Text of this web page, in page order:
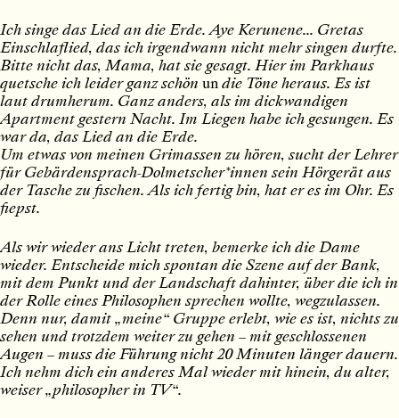
Ich singe das Lied an die Erde. Aye Kerunene... Gretas
Einschlaflied, das ich irgendwann nicht mehr singen durfte.
Bitte nicht das, Mama, hat sie gesagt. Hier im Parkhaus
quetsche ich leider ganz schön un die Töne heraus. Es ist
laut drumherum. Ganz anders, als im dickwandigen
Apartment gestern Nacht. Im Liegen habe ich gesungen. Es
war da, das Lied an die Erde.
Um etwas von meinen Grimassen zu hören, sucht der Lehrer
für Gebärdensprach-Dolmetscher*innen sein Hörgerät aus
der Tasche zu fischen. Als ich fertig bin, hat er es im Ohr. Es
fiepst.
Als wir wieder ans Licht treten, bemerke ich die Dame
wieder. Entscheide mich spontan die Szene auf der Bank,
mit dem Punkt und der Landschaft dahinter, über die ich in
der Rolle eines Philosophen sprechen wollte, wegzulassen.
Denn nur, damit „meine“ Gruppe erlebt, wie es ist, nichts zu
sehen und trotzdem weiter zu gehen – mit geschlossenen
Augen – muss die Führung nicht 20 Minuten länger dauern.
Ich nehm dich ein anderes Mal wieder mit hinein, du alter,
weiser „philosopher in TV“.